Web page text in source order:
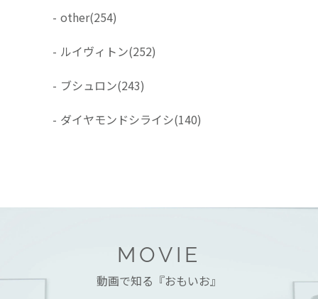
- other(254)
- ルイヴィトン(252)
- ブシュロン(243)
- ダイヤモンドシライシ(140)
MOVIE
動画で知る『おもいお』